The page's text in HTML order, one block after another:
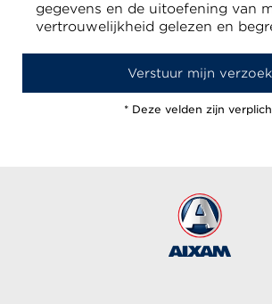
gegevens en de uitoefening van
vertrouwelijkheid gelezen en
* Deze velden zijn